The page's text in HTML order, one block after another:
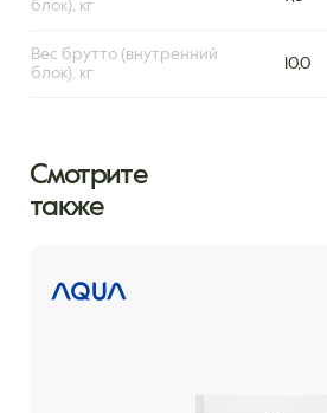
блок), кг
Вес брутто (внутренний
блок), кг
10,0
Смотрите
также